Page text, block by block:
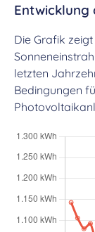
Entwicklung
Die Grafik
letzten
Bedingungen